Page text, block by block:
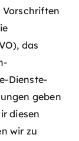
Vorschriften
das
Dienste-
geben
diesen
wir zu